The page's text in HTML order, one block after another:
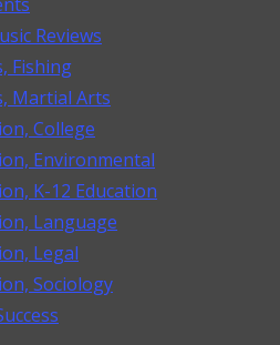
Reviews
Fishing
Martial Arts
College
Environmental
K-12 Education
Language
Legal
Sociology